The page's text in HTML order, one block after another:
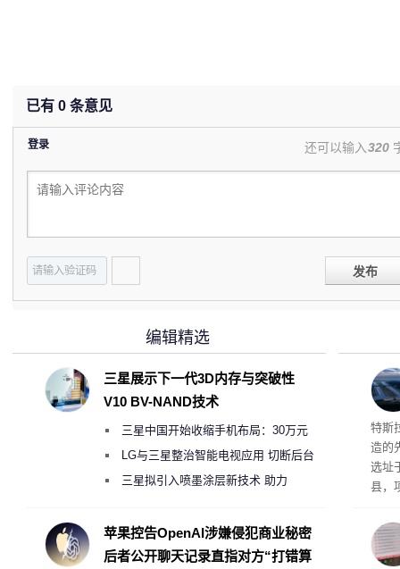
已有 0 条意见
登录 还可以输入320
发布
特斯
造的
选址
县，
在
疑
建
编辑精选
三星展示下一代3D内存与突破性
V10 BV-NAND技术
三星中国开始收缩手机布局：30万元
月销售额不达标门店 将被逐步清退
LG与三星整治智能电视应用 切断后台
偷偷共享带宽的违规行为
三星拟引入喷墨涂层新技术 助力
度
苹果控告OpenAI涉嫌侵犯商业秘密
后者公开聊天记录直指对方“打错算